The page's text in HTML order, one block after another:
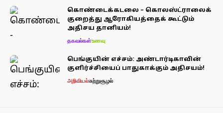
கொண்டைக்கடலை – கொலஸ்ட்ராலைக்
குறைத்து ஆரோகியத்தைக் கூட்டும்
அதிசய தானியம்!
தகவல்கள்உணவு
பெங்குயின் எச்சம்: அண்டார்டிகாவின்
குளிர்ச்சியைப் பாதுகாக்கும் அதிசயம்!
அறிவியல்சுற்றுசூழல்